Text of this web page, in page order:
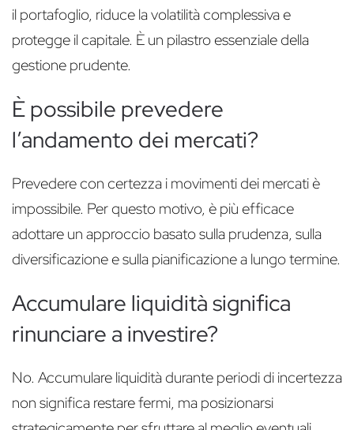
il portafoglio, riduce la volatilità complessiva e
protegge il capitale. È un pilastro essenziale della
gestione prudente.
È possibile prevedere
l’andamento dei mercati?
Prevedere con certezza i movimenti dei mercati è
impossibile. Per questo motivo, è più efficace
adottare un approccio basato sulla prudenza, sulla
diversificazione e sulla pianificazione a lungo termine.
Accumulare liquidità significa
rinunciare a investire?
No. Accumulare liquidità durante periodi di incertezza
non significa restare fermi, ma posizionarsi